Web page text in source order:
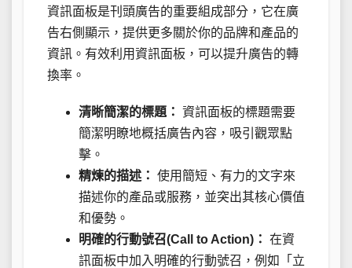
資訊面板是刊頭廣告的重要組成部分，它在廣
告右側顯示，提供更多關於你的品牌和產品的
資訊。有效利用資訊面板，可以提升廣告的轉
換率。
清晰簡潔的標題： 資訊面板的標題需要
簡潔明瞭地概括廣告內容，吸引觀眾點
擊。
精煉的描述： 使用簡短、有力的文字來
描述你的產品或服務，並突出其核心價值
和優勢。
明確的行動號召(Call to Action)： 在資
訊面板中加入明確的行動號召，例如「立